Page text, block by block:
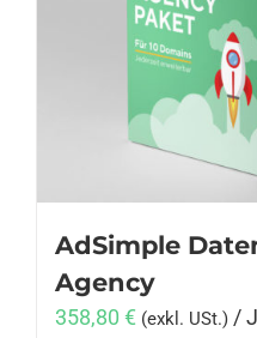
AdSimple
Agency
358,80 € (exkl. USt.) /